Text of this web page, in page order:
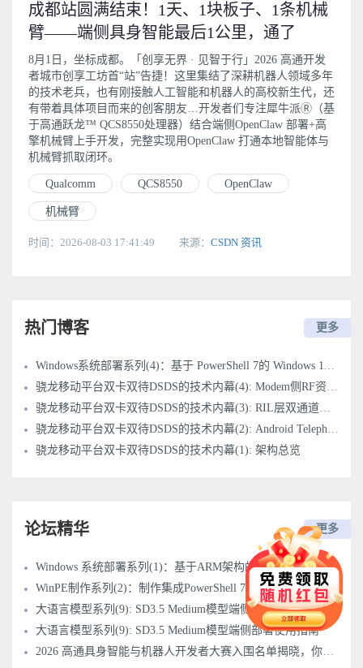
成都站圆满结束！1天、1块板子、1条机械
臂——端侧具身智能最后1公里，通了
8月1日，坐标成都。「创享无界 · 见智于行」2026 高通开发
者城市创享工坊首“站”告捷！这里集结了深耕机器人领域多年
的技术老兵，也有刚接触人工智能和机器人的高校新生代，还
有带着具体项目而来的创客朋友…开发者们专注犀牛派Ⓡ（基
于高通跃龙™ QCS8550处理器）结合端侧OpenClaw 部署+高
擎机械臂上手开发，完整实现用OpenClaw 打通本地智能体与
机械臂抓取闭环。
Qualcomm QCS8550 OpenClaw
机械臂
时间：2026-08-03 17:41:49 来源： CSDN 资讯
热门博客 更多
Windows系统部署系列(4)：基于 PowerShell 7的 Windows 11 on ARM 内网部署方案
骁龙移动平台双卡双待DSDS的技术内幕(4): Modem侧RF资源调度与Tune-Away机制
骁龙移动平台双卡双待DSDS的技术内幕(3): RIL层双通道通信机制与QMI协议栈
骁龙移动平台双卡双待DSDS的技术内幕(2): Android Telephony Framework多SIM架构详解
骁龙移动平台双卡双待DSDS的技术内幕(1): 架构总览
论坛精华 更多
Windows 系统部署系列(1)：基于ARM架构的Windows 11 系统安装指南
WinPE制作系列(2)：制作集成PowerShell 7的ARM64 WinPE映像
大语言模型系列(9): SD3.5 Medium模型端侧部署使用指南
大语言模型系列(9): SD3.5 Medium模型端侧部署使用指南
2026 高通具身智能与机器人开发者大赛入围名单揭晓，你晋级了没？